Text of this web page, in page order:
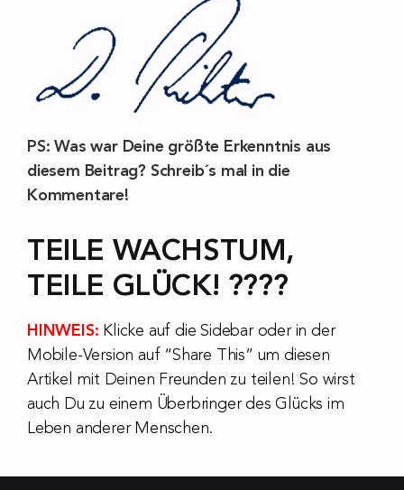
PS: Was war Deine größte Erkenntnis aus
diesem Beitrag? Schreib´s mal in die
Kommentare!
TEILE WACHSTUM,
TEILE GLÜCK! ????
HINWEIS: Klicke auf die Sidebar oder in der
Mobile-Version auf “Share This” um diesen
Artikel mit Deinen Freunden zu teilen! So wirst
auch Du zu einem Überbringer des Glücks im
Leben anderer Menschen.